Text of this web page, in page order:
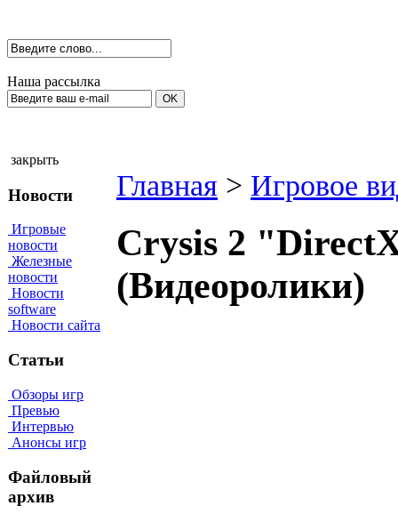
Наша рассылка
закрыть
Новости
Игровые
новости
Железные
новости
Новости
software
Новости сайта
Статьи
Обзоры игр
Превью
Интервью
Анонсы игр
Файловый
архив
Главная > Игровое
Crysis 2
(Видеоролики)